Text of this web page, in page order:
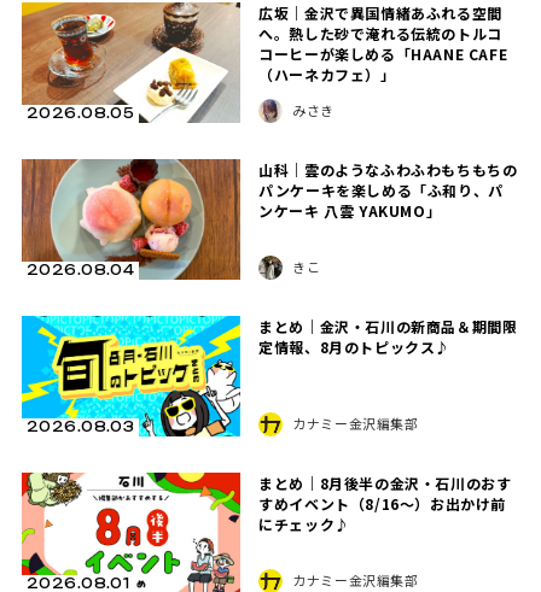
2026.08.05
広坂｜金沢で異国情緒あふれる空間
へ。熱した砂で淹れる伝統のトルコ
コーヒーが楽しめる「HAANE CAFE
（ハーネカフェ）」
みさき
2026.08.04
山科｜雲のようなふわふわもちもちの
パンケーキを楽しめる「ふ和り、パ
ンケーキ 八雲 YAKUMO」
きこ
2026.08.03
まとめ｜金沢・石川の新商品＆期間限
定情報、8月のトピックス♪
カナミー金沢編集部
2026.08.01
まとめ｜8月後半の金沢・石川のおす
すめイベント（8/16〜）お出かけ前
にチェック♪
カナミー金沢編集部